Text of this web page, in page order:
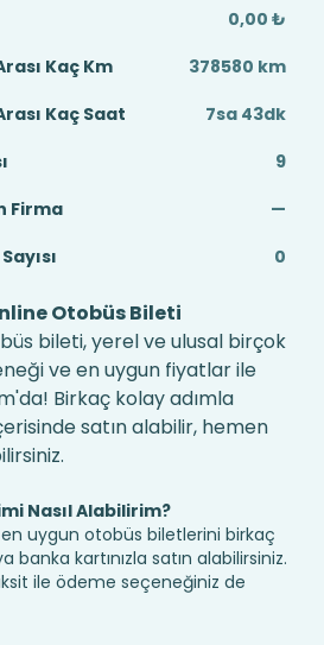
0,00 ₺
Kaç Km
378580 km
Kaç Saat
7sa 43dk
9
Firma
—
0
Otobüs Bileti
bileti, yerel ve ulusal birçok
ve en uygun fiyatlar ile
Birkaç kolay adımla
satın alabilir, hemen
Nasıl Alabilirim?
uygun otobüs biletlerini birkaç
banka kartınızla satın alabilirsiniz.
ile ödeme seçeneğiniz de